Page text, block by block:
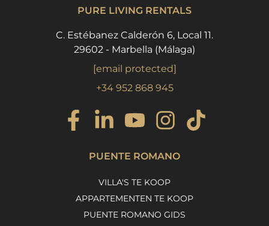
PURE LIVING RENTALS
C. Estébanez Calderón 6, Local 11.
29602 - Marbella (Málaga)
[email protected]
+34 952 868 945
PUENTE ROMANO
VILLA'S TE KOOP
APPARTEMENTEN TE KOOP
PUENTE ROMANO GIDS